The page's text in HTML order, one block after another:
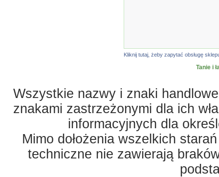
Kliknij tutaj, żeby zapytać obsługę
Tanie i
Wszystkie nazwy i znaki
znakami zastrzeżonymi dla ich
informacyjnych dla
Mimo dołożenia wszelkich
techniczne nie zawierają